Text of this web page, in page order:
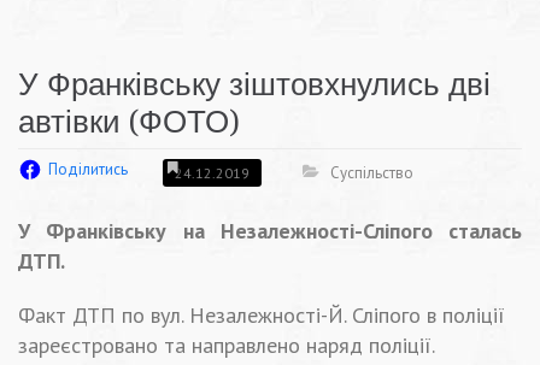
У Франківську зіштовхнулись дві
автівки (ФОТО)
Поділитись 24.12.2019 Суспільство
У Франківську на Незалежності-Сліпого сталась
ДТП.
Факт ДТП по вул. Незалежності-Й. Сліпого в поліції
зареєстровано та направлено наряд поліції.